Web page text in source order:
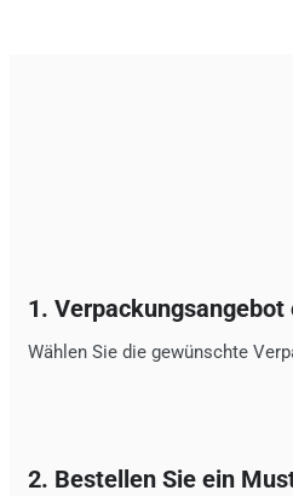
1. Verpackungsangebot
Wählen Sie die gewünschte
2. Bestellen Sie ein